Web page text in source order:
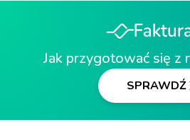
Jak przygotować się z
SPRAWDŹ